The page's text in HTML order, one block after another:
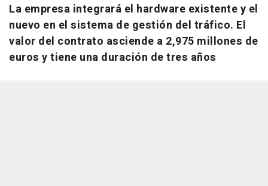
La empresa integrará el hardware existente y el
nuevo en el sistema de gestión del tráfico. El
valor del contrato asciende a 2,975 millones de
euros y tiene una duración de tres años